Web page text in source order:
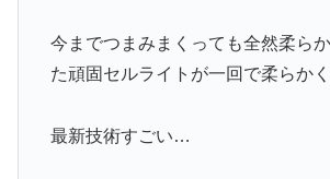
今までつまみまくっても全然柔ら
た頑固セルライトが一回で柔らか
最新技術すごい…